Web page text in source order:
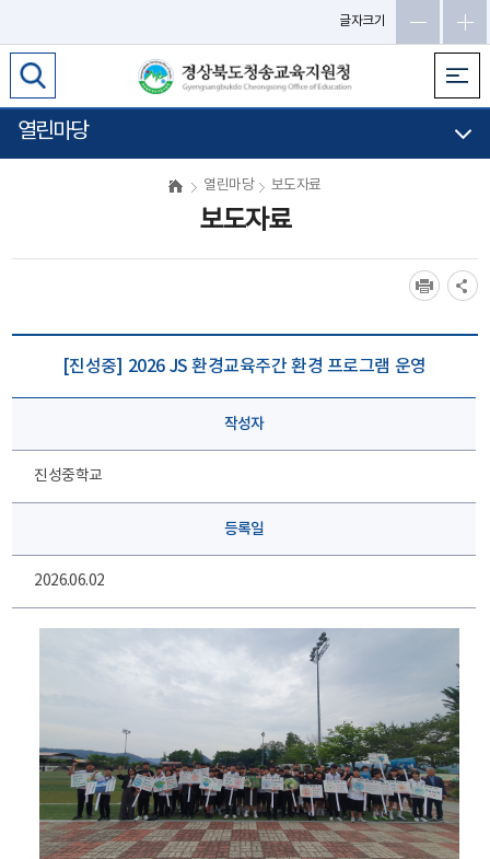
글자크기
열린마당
열린마당 보도자료
보도자료
[진성중] 2026 JS 환경교육주간 환경 프로그램 운영
작성자
진성중학교
등록일
2026.06.02